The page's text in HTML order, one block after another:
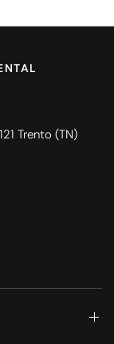
Trento (TN)